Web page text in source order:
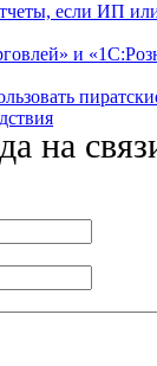
если ИП
и
на